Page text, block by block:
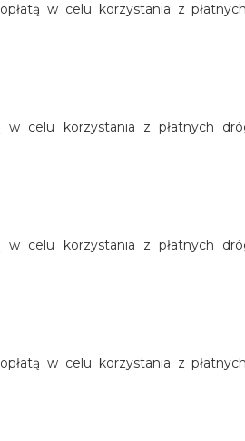
w celu korzystania z
celu korzystania z płatnych
celu korzystania z płatnych
w celu korzystania z